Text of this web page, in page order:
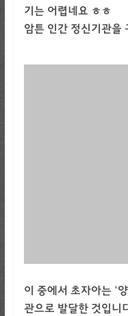
기는 어렵네요 ㅎㅎ
암튼 인간 정신기관을
이 중에서 초자아는 ‘
관으로 발달한 것입니